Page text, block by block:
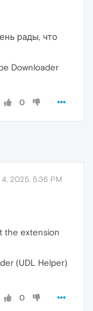
рады, что
Downloader
0
2025, 5:36 PM
the extension
(UDL Helper)
0